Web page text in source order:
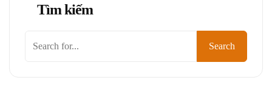
Tìm kiếm
Search